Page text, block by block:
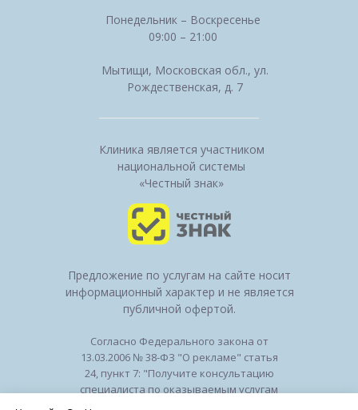
Клиника является участником
национальной системы
«Честный знак»
Понедельник – Воскресенье
09:00 – 21:00
Мытищи, Московская обл., ул.
Рождественская, д. 7
Предложение по услугам на сайте носит
информационный характер и не является
публичной офертой.
Согласно Федерального закона от
13.03.2006 № 38-ФЗ "О рекламе" статья
24, пункт 7: "Получите консультацию
специалиста по оказываемым услугам